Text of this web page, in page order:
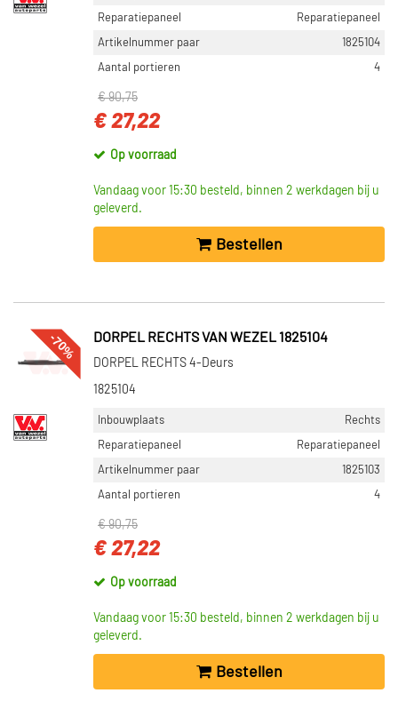
Reparatiepaneel
Reparatiepaneel
Artikelnummer paar
1825104
Aantal portieren
4
€ 90,75
€ 27,22
Op voorraad
Vandaag voor 15:30 besteld, binnen 2 werkdagen bij u
geleverd.
Bestellen
-70% DORPEL RECHTS VAN WEZEL 1825104
DORPEL RECHTS 4-Deurs
1825104
Inbouwplaats
Rechts
Reparatiepaneel
Reparatiepaneel
Artikelnummer paar
1825103
Aantal portieren
4
€ 90,75
€ 27,22
Op voorraad
Vandaag voor 15:30 besteld, binnen 2 werkdagen bij u
geleverd.
Bestellen